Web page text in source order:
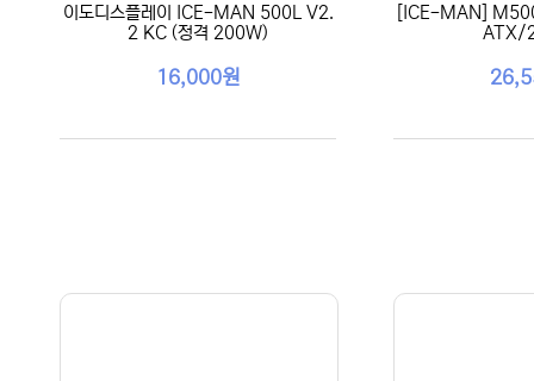
이도디스플레이 ICE-MAN 500L V2.
2 KC (정격 200W)
16,000원
[ICE-MAN]
ATX/